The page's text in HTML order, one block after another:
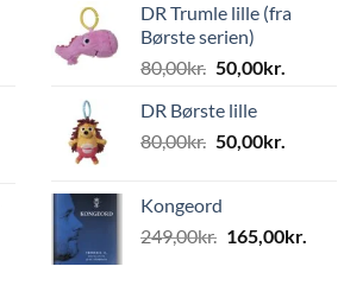
pris
var:
499,00kr..
DR Trumle lille (fra
Børste serien)
80,00kr. Den
pris
var:
50,00kr.
er:
DR Børste lille
80,00kr. Den
var:
80,00kr..
50,00kr.
50,00kr..
Kongeord
249,00kr. Den
165,00kr.